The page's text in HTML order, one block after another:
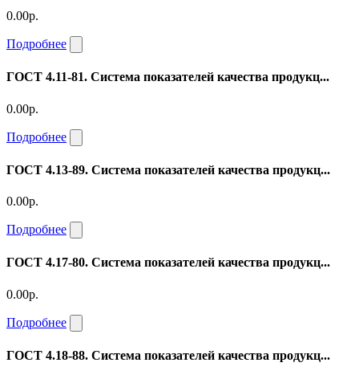
0.00р.
Подробнее
ГОСТ 4.11-81. Система показателей качества продукц...
0.00р.
Подробнее
ГОСТ 4.13-89. Система показателей качества продукц...
0.00р.
Подробнее
ГОСТ 4.17-80. Система показателей качества продукц...
0.00р.
Подробнее
ГОСТ 4.18-88. Система показателей качества продукц...